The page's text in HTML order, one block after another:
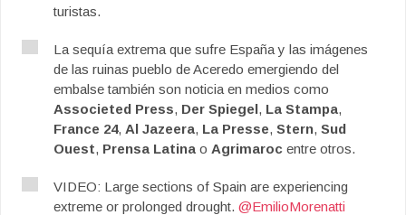
turistas.
La sequía extrema que sufre España y las imágenes
de las ruinas pueblo de Aceredo emergiendo del
embalse también son noticia en medios como
Associeted Press, Der Spiegel, La Stampa,
France 24, Al Jazeera, La Presse, Stern, Sud
Ouest, Prensa Latina o Agrimaroc entre otros.
VIDEO: Large sections of Spain are experiencing
extreme or prolonged drought. @EmilioMorenatti